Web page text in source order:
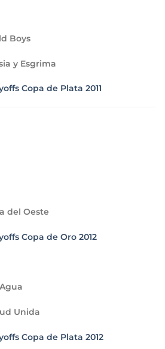
Boys
y Esgrima
Copa de Plata 2011
del Oeste
Copa de Oro 2012
Unida
Copa de Plata 2012